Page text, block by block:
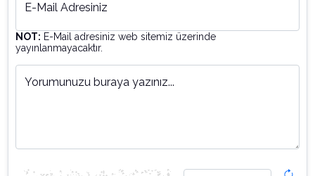
E-Mail Adresiniz
NOT: E-Mail adresiniz web sitemiz üzerinde
yayınlanmayacaktır.
Yorumunuzu buraya yazınız...